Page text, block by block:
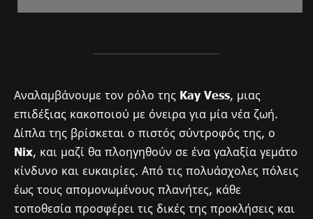
Αναλαμβάνουμε τον ρόλο της Kay Vess, μιας
επιδέξιας κακοποιού με όνειρα για μία νέα ζωή.
Δίπλα της βρίσκεται ο πιστός σύντροφός της, ο
Nix, και μαζί θα πλοηγηθούν σε ένα γαλαξία γεμάτο
κίνδυνο και ευκαιρίες. Από τις πολυάσχολες πόλεις
έως τους απομονωμένους πλανήτες, κάθε
τοποθεσία προσφέρει τις δικές της προκλήσεις και